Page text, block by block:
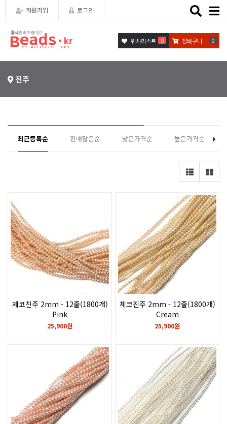
회원가입 로그인
Toggle
위시리스트 0 장바구니 0
진주
최근등록순 판매많은순 낮은가격순 높은가격순
체코진주 2mm - 12줄(1800개)
Pink
25,900원
체코진주 2mm - 12줄(1800개)
Cream
25,900원